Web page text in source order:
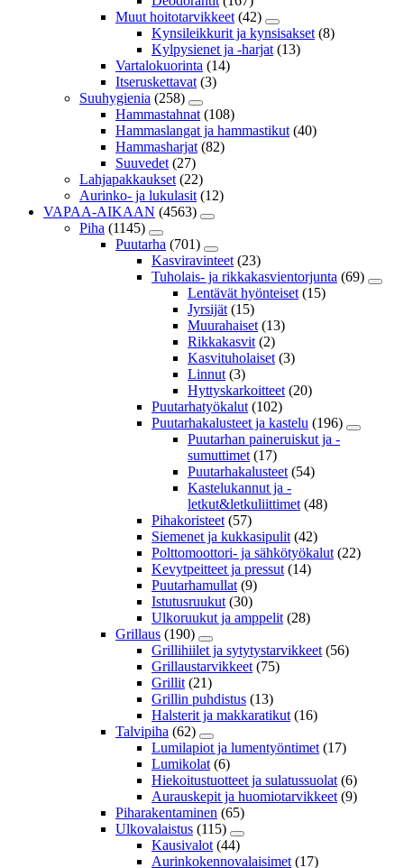
Muut hoitotarvikkeet (42)
Kynsileikkurit ja kynsisakset (8)
Kylpysienet ja -harjat (13)
Vartalokuorinta (14)
Itseruskettavat (3)
Suuhygienia (258)
Hammastahnat (108)
Hammaslangat ja hammastikut (40)
Hammasharjat (82)
Suuvedet (27)
Lahjapakkaukset (22)
Aurinko- ja lukulasit (12)
VAPAA-AIKAAN (4563)
Piha (1145)
Puutarha (701)
Kasviravinteet (23)
Tuholais- ja rikkakasvientorjunta (69)
Lentävät hyönteiset (15)
Jyrsijät (15)
Muurahaiset (13)
Rikkakasvit (2)
Kasvituholaiset (3)
Linnut (3)
Hyttyskarkoitteet (20)
Puutarhatyökalut (102)
Puutarhakalusteet ja kastelu (196)
Puutarhan paineruiskut ja -
sumuttimet (17)
Puutarhakalusteet (54)
Kastelukannut ja -
letkut&letkuliittimet (48)
Pihakoristeet (57)
Siemenet ja kukkasipulit (42)
Polttomoottori- ja sähkötyökalut (22)
Kevytpeitteet ja pressut (14)
Puutarhamullat (9)
Istutusruukut (30)
Ulkoruukut ja amppelit (28)
Grillaus (190)
Grillihiilet ja sytytystarvikkeet (56)
Grillaustarvikkeet (75)
Grillit (21)
Grillin puhdistus (13)
Halsterit ja makkaratikut (16)
Talvipiha (62)
Lumilapiot ja lumentyöntimet (17)
Lumikolat (6)
Hiekoitustuotteet ja sulatussuolat (6)
Aurauskepit ja huomiotarvikkeet (9)
Piharakentaminen (65)
Ulkovalaistus (115)
Kausivalot (44)
Aurinkokennovalaisimet (17)